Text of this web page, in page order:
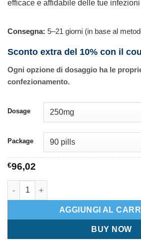
efficace e affidabile delle tue
Consegna: 5–21 giorni (in base al
Sconto extra del 10% con il
Ogni opzione di dosaggio ha le
confezionamento.
Dosage
Package
€96,02
Erythromycin quantità
AGGIUNGI AL
BUY NOW